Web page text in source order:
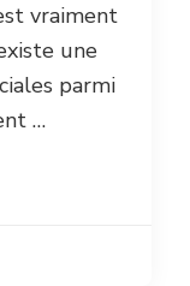
vraiment
une
parmi
…